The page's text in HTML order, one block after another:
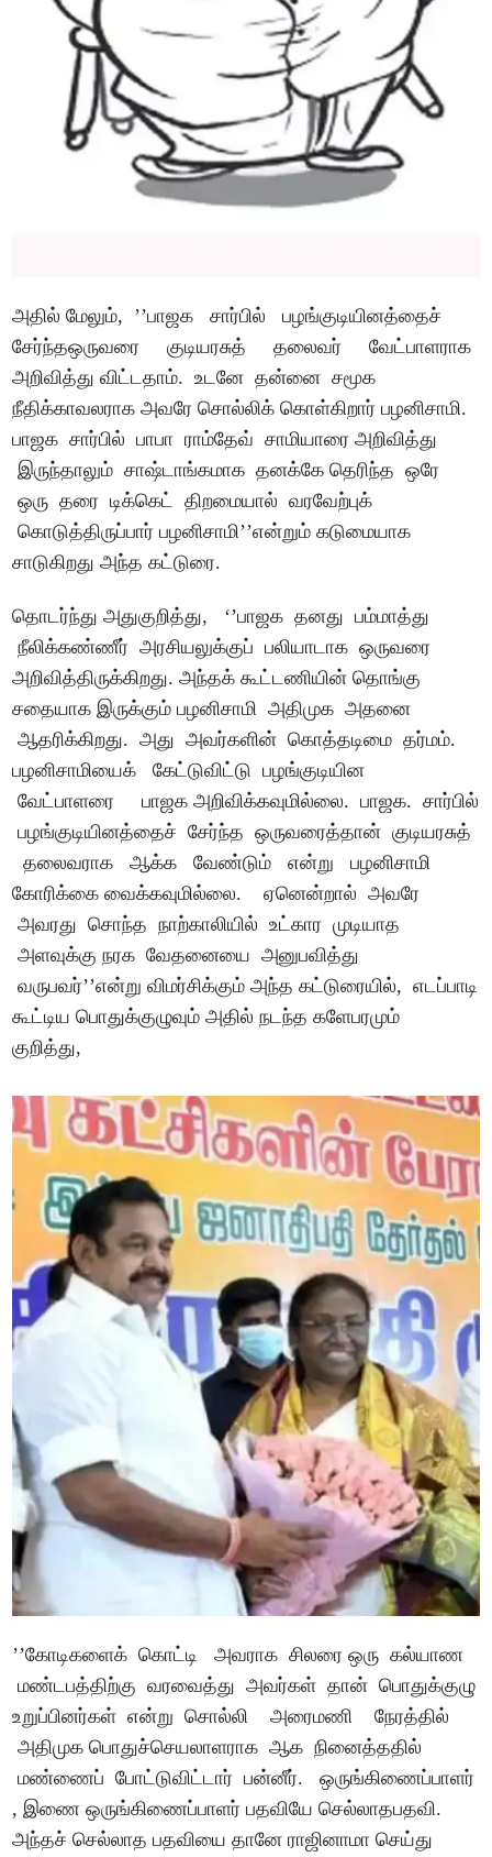
அதில் மேலும், ’’பாஜக சார்பில் பழங்குடியினத்தைச்
சேர்ந்தஒருவரை குடியரசுத் தலைவர் வேட்பாளராக
அறிவித்து விட்டதாம். உடனே தன்னை சமூக
நீதிக்காவலராக அவரே சொல்லிக் கொள்கிறார் பழனிசாமி.
பாஜக சார்பில் பாபா ராம்தேவ் சாமியாரை அறிவித்து
இருந்தாலும் சாஷ்டாங்கமாக தனக்கே தெரிந்த ஒரே
ஒரு தரை டிக்கெட் திறமையால் வரவேற்புக்
கொடுத்திருப்பார் பழனிசாமி’’என்றும் கடுமையாக
சாடுகிறது அந்த கட்டுரை.
தொடர்ந்து அதுகுறித்து, ‘’பாஜக தனது பம்மாத்து
நீலிக்கண்ணீர் அரசியலுக்குப் பலியாடாக ஒருவரை
அறிவித்திருக்கிறது. அந்தக் கூட்டணியின் தொங்கு
சதையாக இருக்கும் பழனிசாமி அதிமுக அதனை
ஆதரிக்கிறது. அது அவர்களின் கொத்தடிமை தர்மம்.
பழனிசாமியைக் கேட்டுவிட்டு பழங்குடியின
வேட்பாளரை பாஜக அறிவிக்கவுமில்லை. பாஜக. சார்பில்
பழங்குடியினத்தைச் சேர்ந்த ஒருவரைத்தான் குடியரசுத்
தலைவராக ஆக்க வேண்டும் என்று பழனிசாமி
கோரிக்கை வைக்கவுமில்லை. ஏனென்றால் அவரே
அவரது சொந்த நாற்காலியில் உட்கார முடியாத
அளவுக்கு நரக வேதனையை அனுபவித்து
வருபவர்’’என்று விமர்சிக்கும் அந்த கட்டுரையில், எடப்பாடி
கூட்டிய பொதுக்குழுவும் அதில் நடந்த களேபரமும்
குறித்து,
’’கோடிகளைக் கொட்டி அவராக சிலரை ஒரு கல்யாண
மண்டபத்திற்கு வரவைத்து அவர்கள் தான் பொதுக்குழு
உறுப்பினர்கள் என்று சொல்லி அரைமணி நேரத்தில்
அதிமுக பொதுச்செயலாளராக ஆக நினைத்ததில்
மண்ணைப் போட்டுவிட்டார் பன்னீர். ஒருங்கிணைப்பாளர்
, இணை ஒருங்கிணைப்பாளர் பதவியே செல்லாதபதவி.
அந்தச் செல்லாத பதவியை தானே ராஜினாமா செய்து